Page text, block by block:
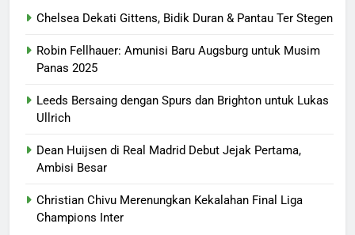
Chelsea Dekati Gittens, Bidik Duran & Pantau Ter Stegen
Robin Fellhauer: Amunisi Baru Augsburg untuk Musim
Panas 2025
Leeds Bersaing dengan Spurs dan Brighton untuk Lukas
Ullrich
Dean Huijsen di Real Madrid Debut Jejak Pertama,
Ambisi Besar
Christian Chivu Merenungkan Kekalahan Final Liga
Champions Inter